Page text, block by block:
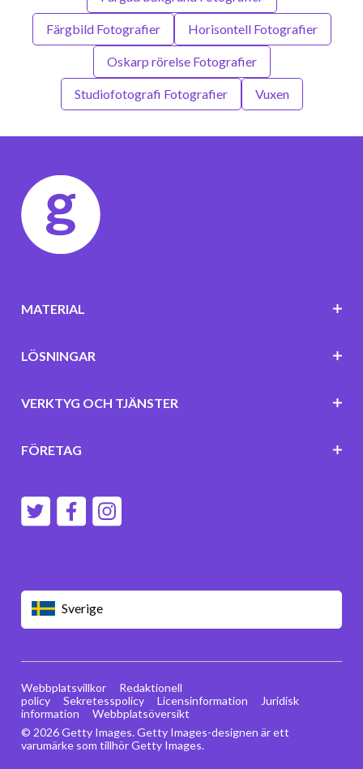
Färgbild Fotografier Horisontell Fotografier
Oskarp rörelse Fotografier
Studiofotografi Fotografier Vuxen
Sverige
MATERIAL
LÖSNINGAR
VERKTYG OCH TJÄNSTER
FÖRETAG
© 2026 Getty Images. Getty Images-designen är ett
varumärke som tillhör Getty Images.
Webbplatsvillkor
Redaktionell
policy
Sekretesspolicy Licensinformation
Juridisk
information
Webbplatsöversikt